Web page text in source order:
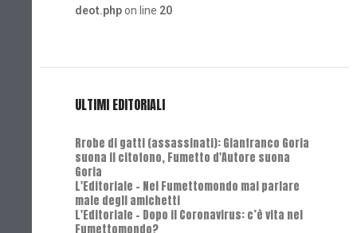
deot.phpon line 20
ULTIMI EDITORIALI
Rrobe di gatti (assassinati): Gianfranco Goria
suona il citofono, Fumetto d'Autore suona
Goria
L'Editoriale - Nel Fumettomondo mai parlare
male degli amichetti
L'Editoriale - Dopo il Coronavirus: c’è vita nel
Fumettomondo?